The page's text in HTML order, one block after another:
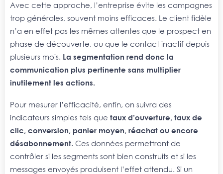
Avec cette approche, l’entreprise évite les campagnes
trop générales, souvent moins efficaces. Le client fidèle
n’a en effet pas les mêmes attentes que le prospect en
phase de découverte, ou que le contact inactif depuis
plusieurs mois. La segmentation rend donc la
communication plus pertinente sans multiplier
inutilement les actions.
Pour mesurer l’efficacité, enfin, on suivra des
indicateurs simples tels que taux d’ouverture, taux de
clic, conversion, panier moyen, réachat ou encore
désabonnement. Ces données permettront de
contrôler si les segments sont bien construits et si les
messages envoyés produisent l’effet attendu. Si un